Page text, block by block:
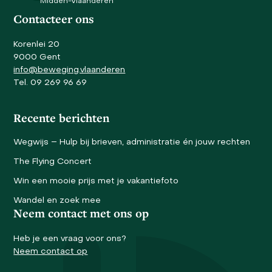
Contacteer ons
Korenlei 20
9000 Gent
info@beweging.vlaanderen
Tel. 09 269 96 69
Recente berichten
Wegwijs – Hulp bij brieven, administratie én jouw rechten
The Flying Concert
Win een mooie prijs met je vakantiefoto
Wandel en zoek mee
Neem contact met ons op
Heb je een vraag voor ons?
Neem contact op